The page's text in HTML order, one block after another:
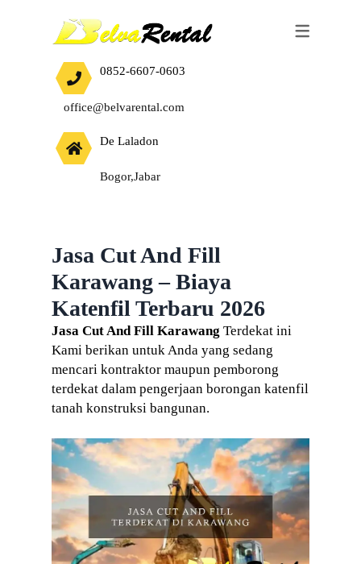
SEWA ALAT BERAT
EXCAVATOR
BULLDOZER
VIBRO ROLLER
BABY ROLLER
BAKHOE LOADER
MOBIL CRANE
HARGA JASA CUT AND FILL TANAH
0852-6607-0603
office@belvarental.com
De Laladon
Bogor,Jabar
Jasa Cut And Fill
Karawang – Biaya
Katenfil Terbaru 2026
Jasa Cut And Fill Karawang Terdekat ini
Kami berikan untuk Anda yang sedang
mencari kontraktor maupun pemborong
terdekat dalam pengerjaan borongan katenfil
tanah konstruksi bangunan.